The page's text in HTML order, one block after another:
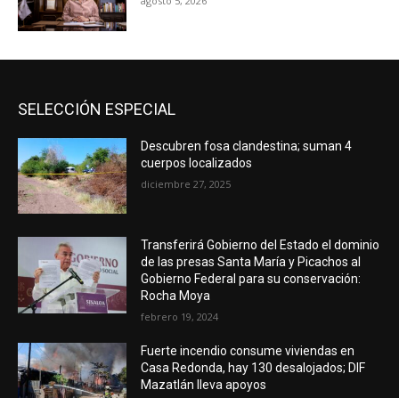
SELECCIÓN ESPECIAL
Descubren fosa clandestina; suman 4
cuerpos localizados
diciembre 27, 2025
Transferirá Gobierno del Estado el dominio
de las presas Santa María y Picachos al
Gobierno Federal para su conservación:
Rocha Moya
febrero 19, 2024
Fuerte incendio consume viviendas en
Casa Redonda, hay 130 desalojados; DIF
Mazatlán lleva apoyos